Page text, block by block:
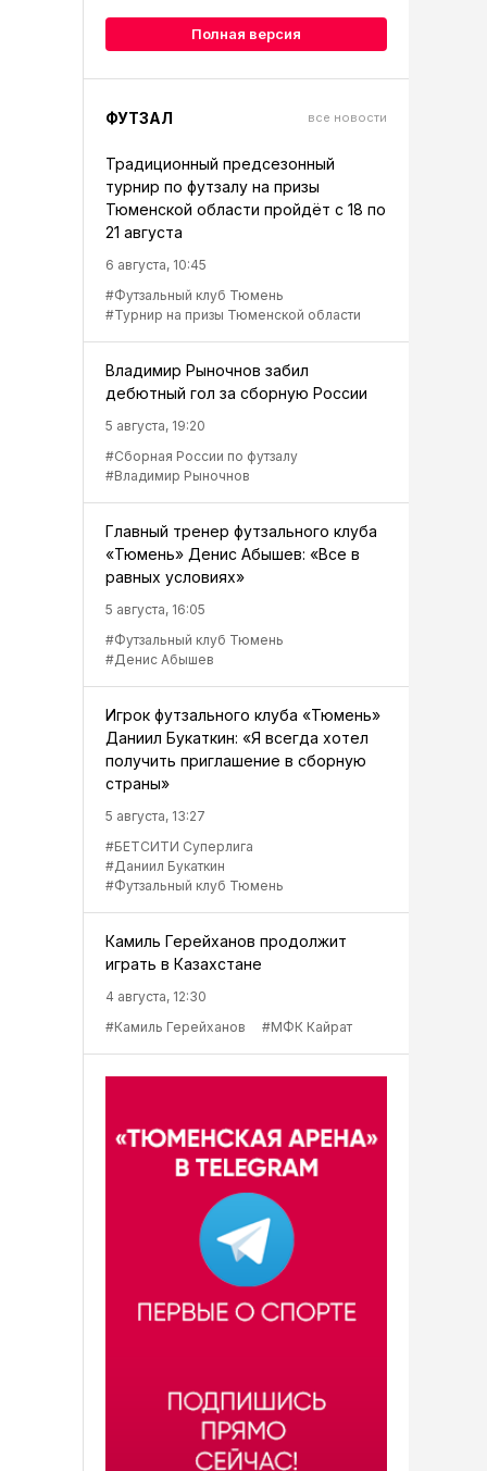
Полная версия
ФУТЗАЛ все новости
Традиционный предсезонный
турнир по футзалу на призы
Тюменской области пройдёт с 18 по
21 августа
6 августа, 10:45
#Футзальный клуб Тюмень
#Турнир на призы Тюменской области
Владимир Рыночнов забил
дебютный гол за сборную России
5 августа, 19:20
#Сборная России по футзалу
#Владимир Рыночнов
Главный тренер футзального клуба
«Тюмень» Денис Абышев: «Все в
равных условиях»
5 августа, 16:05
#Футзальный клуб Тюмень
#Денис Абышев
Игрок футзального клуба «Тюмень»
Даниил Букаткин: «Я всегда хотел
получить приглашение в сборную
страны»
5 августа, 13:27
#БЕТСИТИ Суперлига
#Даниил Букаткин
#Футзальный клуб Тюмень
Камиль Герейханов продолжит
играть в Казахстане
4 августа, 12:30
#Камиль Герейханов
#МФК Кайрат